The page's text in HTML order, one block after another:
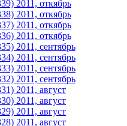
2011, откябрь
2011, откябрь
2011, откябрь
2011, откябрь
2011, сентябрь
2011, сентябрь
2011, сентябрь
2011, сентябрь
2011, август
2011, август
2011, август
2011, август